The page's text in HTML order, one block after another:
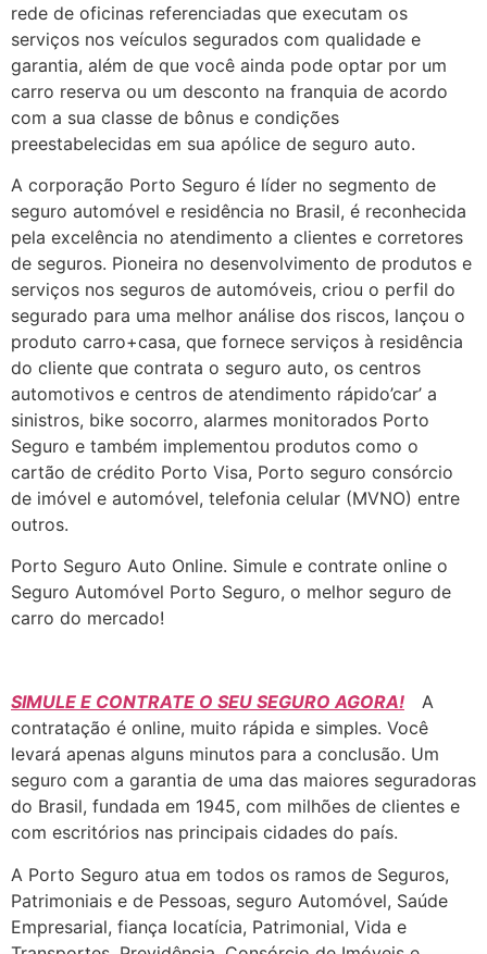
rede de oficinas referenciadas que executam os
serviços nos veículos segurados com qualidade e
garantia, além de que você ainda pode optar por um
carro reserva ou um desconto na franquia de acordo
com a sua classe de bônus e condições
preestabelecidas em sua apólice de seguro auto.
A corporação Porto Seguro é líder no segmento de
seguro automóvel e residência no Brasil, é reconhecida
pela excelência no atendimento a clientes e corretores
de seguros. Pioneira no desenvolvimento de produtos e
serviços nos seguros de automóveis, criou o perfil do
segurado para uma melhor análise dos riscos, lançou o
produto carro+casa, que fornece serviços à residência
do cliente que contrata o seguro auto, os centros
automotivos e centros de atendimento rápido’car’ a
sinistros, bike socorro, alarmes monitorados Porto
Seguro e também implementou produtos como o
cartão de crédito Porto Visa, Porto seguro consórcio
de imóvel e automóvel, telefonia celular (MVNO) entre
outros.
Porto Seguro Auto Online. Simule e contrate online o
Seguro Automóvel Porto Seguro, o melhor seguro de
carro do mercado!
SIMULE E CONTRATE O SEU SEGURO AGORA!
A
contratação é online, muito rápida e simples. Você
levará apenas alguns minutos para a conclusão. Um
seguro com a garantia de uma das maiores seguradoras
do Brasil, fundada em 1945, com milhões de clientes e
com escritórios nas principais cidades do país.
A Porto Seguro atua em todos os ramos de Seguros,
Patrimoniais e de Pessoas, seguro Automóvel, Saúde
Empresarial, fiança locatícia, Patrimonial, Vida e